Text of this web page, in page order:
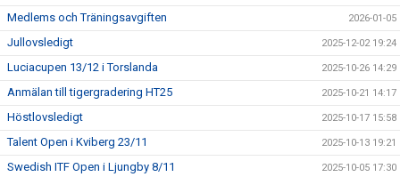
Medlems och Träningsavgiften 2026-01-05
Jullovsledigt 2025-12-02 19:24
Luciacupen 13/12 i Torslanda 2025-10-26 14:29
Anmälan till tigergradering HT25 2025-10-21 14:17
Höstlovsledigt 2025-10-17 15:58
Talent Open i Kviberg 23/11 2025-10-13 19:21
Swedish ITF Open i Ljungby 8/11 2025-10-05 17:30